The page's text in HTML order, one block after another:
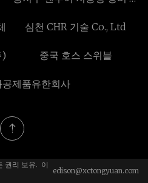
심천 CHR 기술 Co., Ltd
) 중국 호스 스위블
제품유한회사
권리 보유. 이
edison@xctongyuan.com